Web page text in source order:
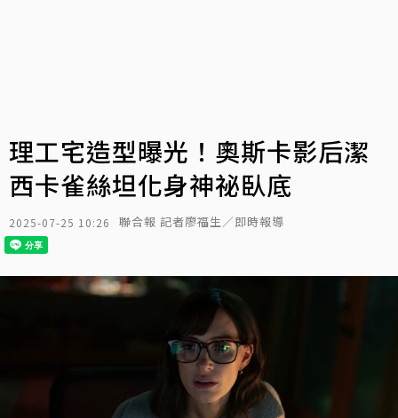
理工宅造型曝光！奧斯卡影后潔
西卡雀絲坦化身神祕臥底
2025-07-25 10:26 聯合報 記者廖福生／即時報導